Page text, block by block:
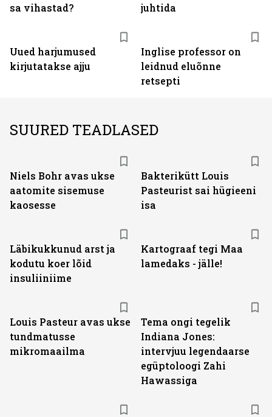
sa vihastad?
juhtida
Uued harjumused
kirjutatakse ajju
Inglise professor on
leidnud eluõnne
retsepti
SUURED TEADLASED
Niels Bohr avas ukse
aatomite sisemuse
kaosesse
Bakterikütt Louis
Pasteurist sai hügieeni
isa
Läbikukkunud arst ja
kodutu koer lõid
insuliiniime
Kartograaf tegi Maa
lamedaks - jälle!
Louis Pasteur avas ukse
tundmatusse
mikromaailma
Tema ongi tegelik
Indiana Jones:
intervjuu legendaarse
egüptoloogi Zahi
Hawassiga